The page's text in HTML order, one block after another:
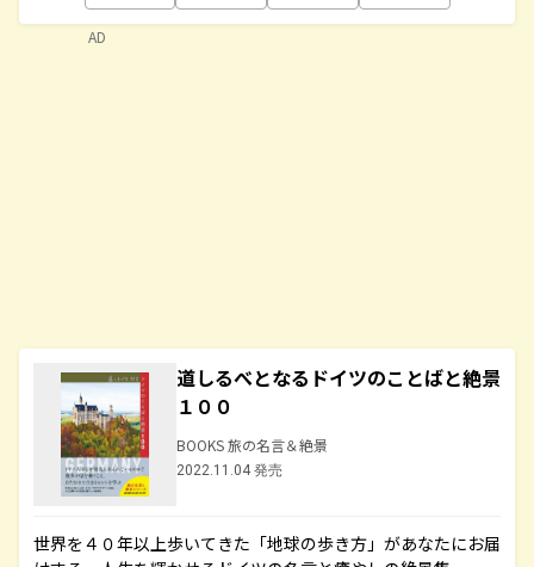
道しるべとなるドイツのことばと絶景
１００
BOOKS 旅の名言＆絶景
2022.11.04 発売
世界を４０年以上歩いてきた「地球の歩き方」があなたにお届
AD